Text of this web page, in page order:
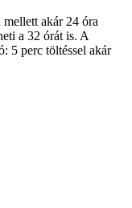
akár 24 óra
a 32 órát is. A
5 perc töltéssel akár